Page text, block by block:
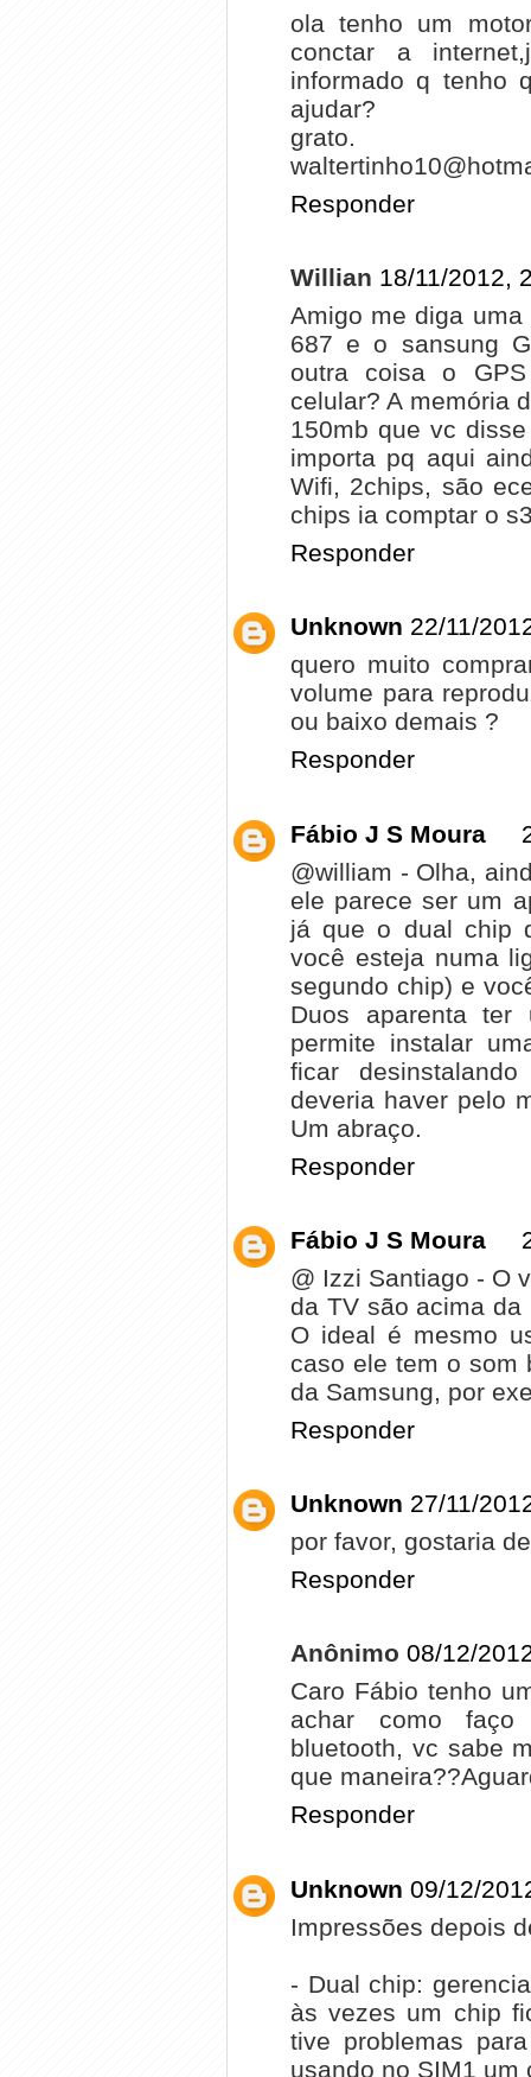
ola tenho um
conctar a
informado q tenho
ajudar?
grato.
Responder
Willian 18/11/2012,
Amigo me diga
687 e o sansung
outra coisa o
celular? A memória
150mb que vc
importa pq aqui
Wifi, 2chips, são
chips ia comptar o
Responder
Unknown 22/11/
quero muito
volume para
ou baixo demais ?
Responder
Fábio J S Moura
@william - Olha,
ele parece ser um
já que o dual chip
você esteja numa
segundo chip) e
Duos aparenta ter
permite instalar
ficar
deveria haver pelo
Um abraço.
Responder
Fábio J S Moura
@ Izzi Santiago - O
da TV são acima
O ideal é mesmo
caso ele tem o som
da Samsung, por
Responder
Unknown 27/11/
por favor, gostaria
Responder
Anônimo 08/12/
Caro Fábio tenho
achar como faço
bluetooth, vc sabe
que
Responder
Unknown 09/12/
Impressões depois
- Dual chip:
às vezes um chip
tive problemas
usando no SIM1 um